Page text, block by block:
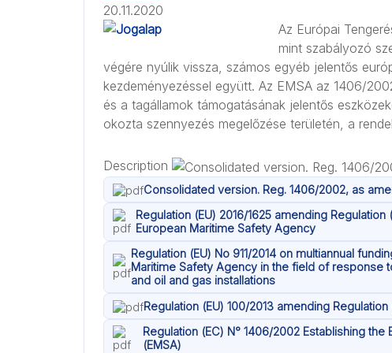
20.11.2020
Az Európai
mint szabályozó
végére nyúlik vissza, számos egyéb jelentős
kezdeményezéssel együtt. Az EMSA az 1406/
és a tagállamok támogatásának jelentős
okozta szennyezés megelőzése területén, a
Description
Consolidated version. Reg. 1406/2002, as
Regulation (EU) 2016/1625 amending
European Maritime Safety Agency
Regulation (EU) No 911/2014 on multiannual
Maritime Safety Agency in the field of response
and oil and gas installations
Regulation (EU) 100/2013 amending
Regulation (EC) N° 1406/2002 Establishing
(EMSA)